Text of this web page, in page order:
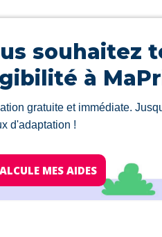
souhaitez
à
gratuite et immédiate.
d'adaptation !
MES AIDES